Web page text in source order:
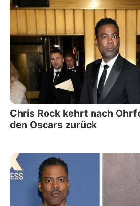
Chris Rock kehrt nach
den Oscars zurück